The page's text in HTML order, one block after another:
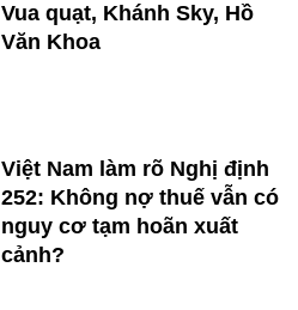
Vua quạt, Khánh Sky, Hồ
Văn Khoa
Việt Nam làm rõ Nghị định
252: Không nợ thuế vẫn có
nguy cơ tạm hoãn xuất
cảnh?